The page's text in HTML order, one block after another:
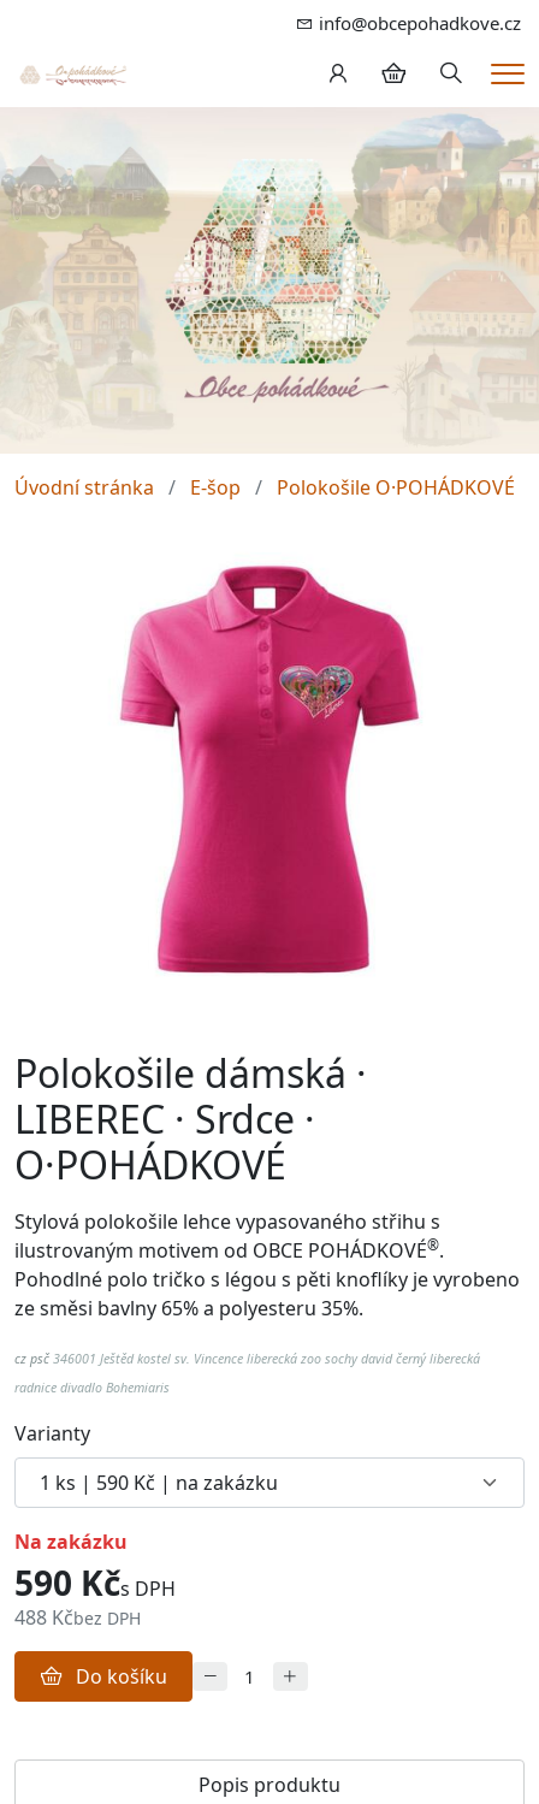
info@obcepohadkove.cz
Hledání
Úvodní stránka E-šop Polokošile O·POHÁDKOVÉ
Polokošile dámská ·
LIBEREC · Srdce ·
O·POHÁDKOVÉ
Stylová polokošile lehce vypasovaného střihu s
ilustrovaným motivem od OBCE POHÁDKOVÉ®.
Pohodlné polo tričko s légou s pěti knoflíky je vyrobeno
ze směsi bavlny 65% a polyesteru 35%.
cz psč 346001 Ještěd kostel sv. Vincence liberecká zoo sochy david černý liberecká
radnice divadlo Bohemiaris
Varianty
na zakázku
590 Kčs DPH
488 Kčbez DPH
Do košíku
Popis produktu